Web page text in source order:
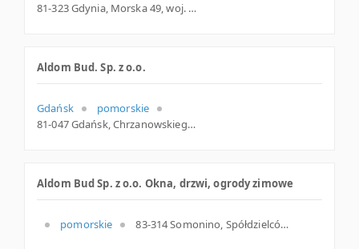
81-323 Gdynia, Morska 49, woj. Pomorskie, pow. Gdynia, gm. Gdynia
Aldom Bud. Sp. z o.o.
Gdańsk
pomorskie
81-047 Gdańsk, Chrzanowskiego 24, woj. Pomorskie, pow. Gdańsk, gm. Gdańsk
Aldom Bud Sp. z o.o. Okna, drzwi, ogrody zimowe
pomorskie 83-314 Somonino, Spółdzielców 1, woj. Pomorskie, pow. Kartuski, gm. Somonino